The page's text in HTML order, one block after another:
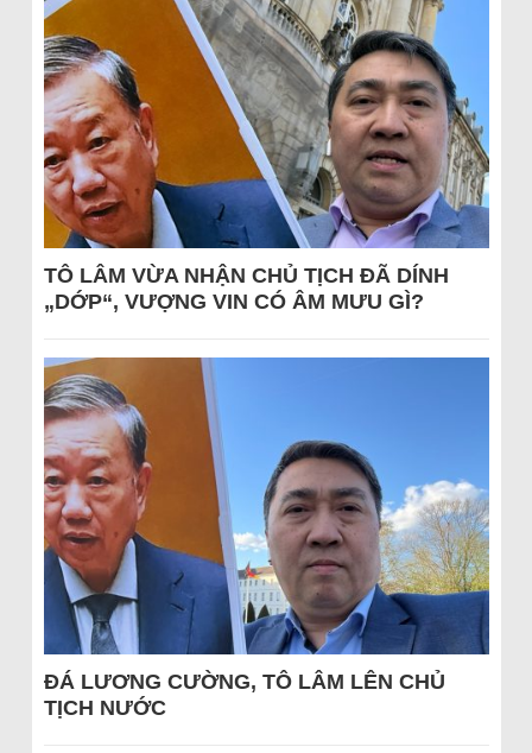
TÔ LÂM VỪA NHẬN CHỦ TỊCH ĐÃ DÍNH
„DỚP“, VƯỢNG VIN CÓ ÂM MƯU GÌ?
ĐÁ LƯƠNG CƯỜNG, TÔ LÂM LÊN CHỦ
TỊCH NƯỚC